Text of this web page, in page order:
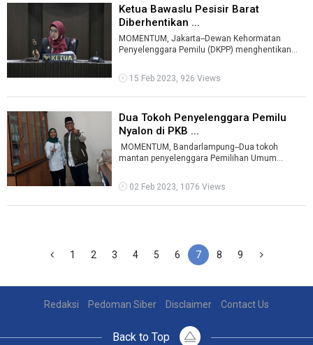
Ketua Bawaslu Pesisir Barat
Diberhentikan ...
MOMENTUM, Jakarta--Dewan Kehormatan
Penyelenggara Pemilu (DKPP) menghentikan
Pemi ...
15 Feb 2023, 926 Views
Dua Tokoh Penyelenggara Pemilu
Nyalon di PKB ...
MOMENTUM, Bandarlampung--Dua tokoh
mantan penyelenggara Pemilihan Umum
Kebangkitan B ...
02 Feb 2023, 1076 Views
1 2 3 4 5 6 7 8 9
Redaksi Pedoman Siber Disclaimer Contact Us
Back to Top